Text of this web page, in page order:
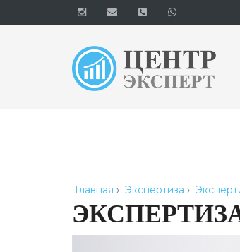
Главная › Экспертиза ›